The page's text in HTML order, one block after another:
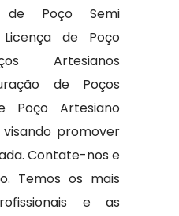
de Poço Semi
de Poço
Artesianos
de Poços
Poço Artesiano
visando promover
Contate-nos e
Temos os mais
e as